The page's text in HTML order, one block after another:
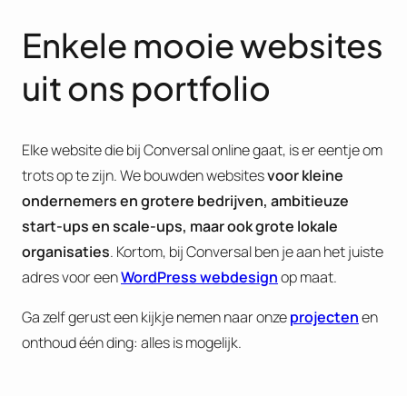
Enkele mooie websites
uit ons portfolio
Elke website die bij Conversal online gaat, is er eentje om
trots op te zijn. We bouwden websitesvoor kleine
ondernemers en grotere bedrijven, ambitieuze
start-ups en scale-ups, maar ook grote lokale
organisaties. Kortom, bij Conversal ben je aan het juiste
adres voor eenWordPress webdesignop maat.
Ga zelf gerust een kijkje nemen naar onzeprojectenen
onthoud één ding: alles is mogelijk.